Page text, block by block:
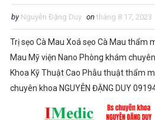
by Nguyễn Đặng Duy on tháng 8 17, 2023
Trị sẹo Cà Mau Xoá sẹo Cà Mau thẩm
Mau Mỹ viện Nano Phòng khám
Khoa Kỹ Thuật Cao Phẫu thuật thẩm
chuyên khoa NGUYỄN ĐẶNG DUY